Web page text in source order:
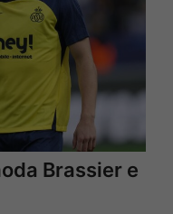
Brassier e